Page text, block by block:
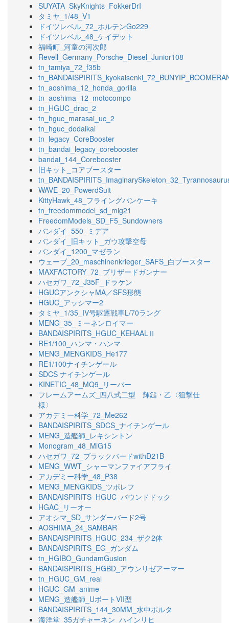
SUYATA_SkyKnights_FokkerDrI
タミヤ_1/48_V1
ドイツレベル_72_ホルテンGo229
ドイツレベル_48_ケイデット
福崎町_河童の河次郎
Revell_Germany_Porsche_Diesel_Junior108
tn_tamiya_72_f35b
tn_aoshima_12_honda_gorilla
tn_aoshima_12_motocompo
tn_HGUC_drac_2
tn_hguc_marasai_uc_2
tn_hguc_dodaikai
tn_legacy_CoreBooster
tn_bandai_legacy_corebooster
bandai_144_Corebooster
旧キット_コアブースター
WAVE_20_PowerdSuit
KittyHawk_48_フライングパンケーキ
tn_freedommodel_sd_mig21
FreedomModels_SD_F5_Sundowners
バンダイ_550_ミデア
バンダイ_旧キット_ガウ攻撃空母
バンダイ_1200_マゼラン
ウェーブ_20_maschinenkrieger_SAFS_白ブースター
MAXFACTORY_72_ブリザードガンナー
ハセガワ_72_J35F_ドラケン
HGUCアンクシャMA／SFS形態
HGUC_アッシマー2
タミヤ_1/35_IV号駆逐戦車L/70ラング
MENG_35_ミーネンロイマー
BANDAISPIRITS_HGUC_KEHAALⅡ
RE1/100_ハンマ・ハンマ
MENG_MENGKIDS_He177
RE1/100ナイチンゲール
SDCS ナイチンゲール
KINETIC_48_MQ9_リーパー
フレームアームズ_四八式二型 輝鎚・乙〈狙撃仕
様〉
アカデミー科学_72_Me262
BANDAISPIRITS_SDCS_ナイチンゲール
MENG_造艦師_レキシントン
Monogram_48_MiG15
ハセガワ_72_ブラックバードwithD21B
MENG_WWT_シャーマンファイアフライ
アカデミー科学_48_P38
MENG_MENGKIDS_ツポレフ
BANDAISPIRITS_HGUC_バウンドドック
HGAC_リーオー
アオシマ_SD_サンダーバード2号
AOSHIMA_24_SAMBAR
BANDAISPIRITS_HGUC_234_ザク2体
BANDAISPIRITS_EG_ガンダム
tn_HGIBO_GundamGusion
BANDAISPIRITS_HGBD_アウンリゼアーマー
tn_HGUC_GM_real
HGUC_GM_anime
MENG_造艦師_UボートVII型
BANDAISPIRITS_144_30MM_水中ポルタ
海洋堂_35ガチャーネン_ハインリヒ